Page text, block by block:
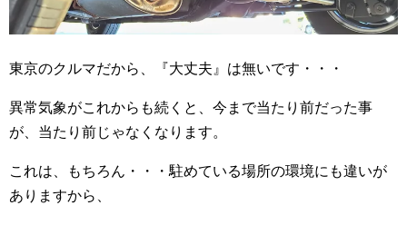
東京のクルマだから、『大丈夫』は無いです・・・
異常気象がこれからも続くと、今まで当たり前だった事
が、当たり前じゃなくなります。
これは、もちろん・・・駐めている場所の環境にも違いが
ありますから、